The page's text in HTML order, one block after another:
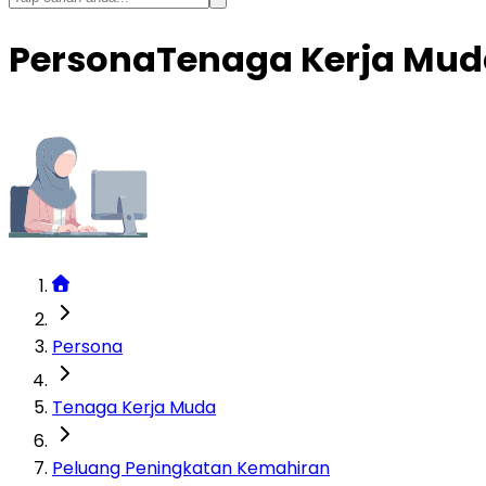
PersonaTenaga Kerja
Persona
Tenaga Kerja Muda
Peluang Peningkatan Kemahiran